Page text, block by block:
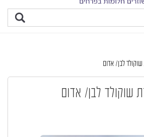
שוקולד לבן/ אדום
שוקולד לבן/ אדום